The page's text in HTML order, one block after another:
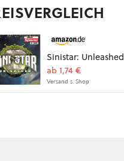
Sinistar: Unleashed
ab 1,74 €
Versand s. Shop